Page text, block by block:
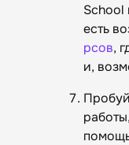
School
есть
рсов,
и,